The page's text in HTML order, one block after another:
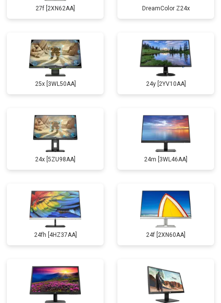
27f [2XN62AA] DreamColor Z24x
25x [3WL50AA] 24y [2YV10AA]
24x [5ZU98AA] 24m [3WL46AA]
24fh [4HZ37AA] 24f [2XN60AA]